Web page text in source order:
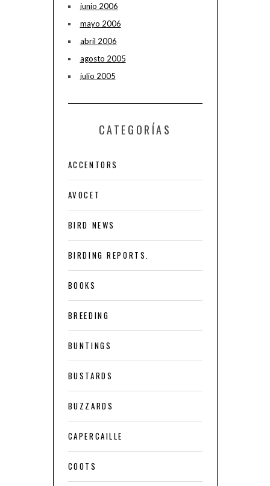
junio 2006
mayo 2006
abril 2006
agosto 2005
julio 2005
CATEGORÍAS
ACCENTORS
AVOCET
BIRD NEWS
BIRDING REPORTS.
BOOKS
BREEDING
BUNTINGS
BUSTARDS
BUZZARDS
CAPERCAILLE
COOTS